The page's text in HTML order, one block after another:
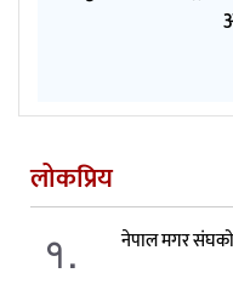
लोकप्रिय
१. नेपाल मगर संघको